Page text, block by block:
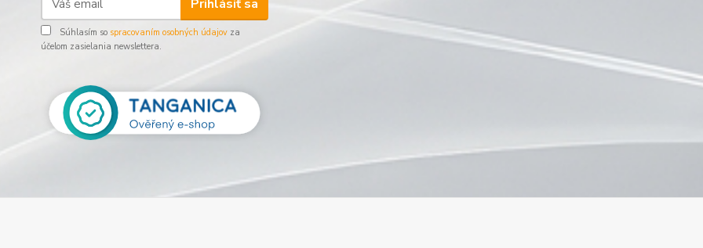
Prihlásiť sa
Súhlasím so spracovaním osobných údajov za
účelom zasielania newslettera.